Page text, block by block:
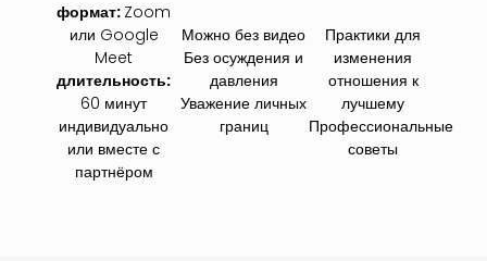
формат: Zoom
или Google
Meet
длительность:
60 минут
индивидуально
или вместе с
партнёром
Можно без видео
Без осуждения и
давления
Уважение личных
границ
Практики для
изменения
отношения к
лучшему
Профессиональные
советы